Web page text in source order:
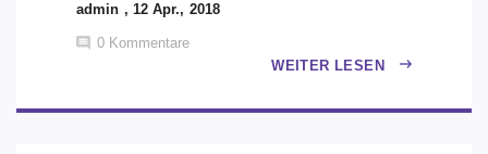
admin , 12 Apr., 2018
0 Kommentare
WEITER LESEN